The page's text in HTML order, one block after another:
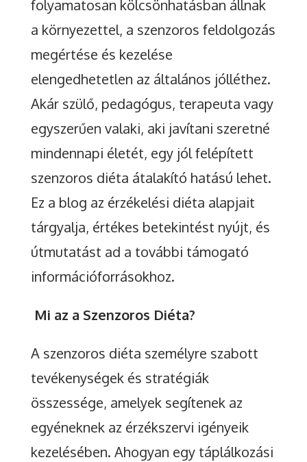
folyamatosan kölcsönhatásban állnak
a környezettel, a szenzoros feldolgozás
megértése és kezelése
elengedhetetlen az általános jólléthez.
Akár szülő, pedagógus, terapeuta vagy
egyszerűen valaki, aki javítani szeretné
mindennapi életét, egy jól felépített
szenzoros diéta átalakító hatású lehet.
Ez a blog az érzékelési diéta alapjait
tárgyalja, értékes betekintést nyújt, és
útmutatást ad a további támogató
információforrásokhoz.
Mi az a Szenzoros Diéta?
A szenzoros diéta személyre szabott
tevékenységek és stratégiák
összessége, amelyek segítenek az
egyéneknek az érzékszervi igényeik
kezelésében. Ahogyan egy táplálkozási